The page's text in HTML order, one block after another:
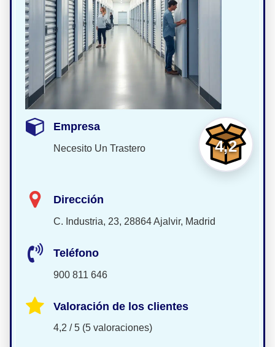
4,2
Empresa
Necesito Un Trastero
Dirección
C. Industria, 23, 28864 Ajalvir, Madrid
Teléfono
900 811 646
Valoración de los clientes
4,2 / 5 (5 valoraciones)